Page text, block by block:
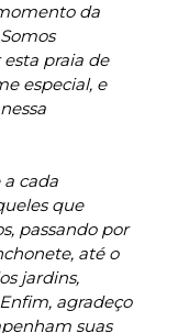
da
praia de
especial, e
cada
que
passando por
até o
jardins,
agradeço
suas